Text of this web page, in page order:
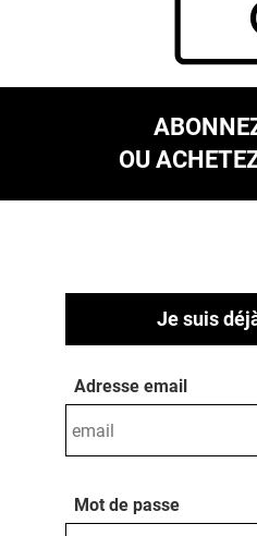
OU
Je suis
Adresse email
Mot de passe